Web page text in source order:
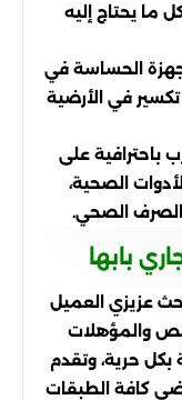
ما يحتاج إليه
الحساسة في
في الأرضية
باحترافية على
الصحية،
الصحي.
بابها
عزيزي العميل
والمؤهلات
بكل حرية، وتقدم
كافة الطبقات